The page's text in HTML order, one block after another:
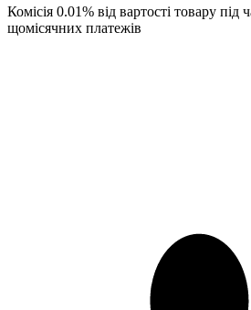
Комісія 0.01% від вартості товару під
щомісячних платежів